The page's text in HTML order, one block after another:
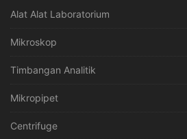
Alat Alat Laboratorium
Mikroskop
Timbangan Analitik
Mikropipet
Centrifuge